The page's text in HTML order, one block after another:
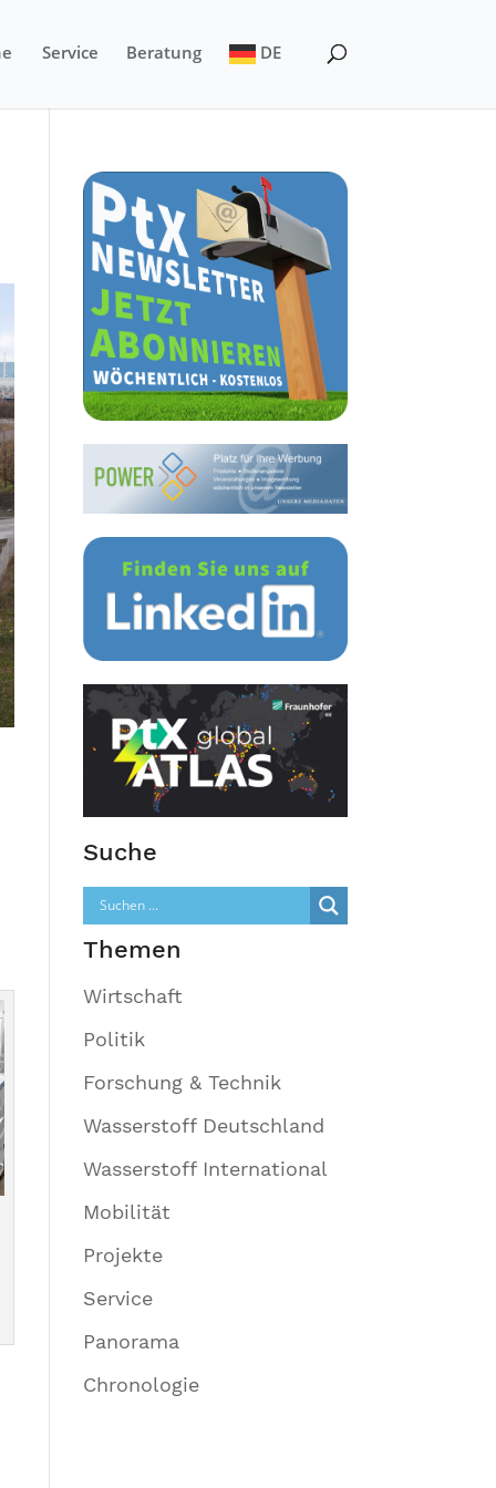
Service Beratung DE
Suche
Themen
Wirtschaft
Politik
Forschung & Technik
Wasserstoff Deutschland
Wasserstoff International
Mobilität
Projekte
Service
Panorama
Chronologie